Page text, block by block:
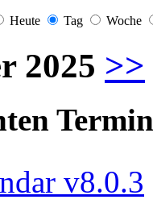
Heute Tag Woche
2025 >>
v8.0.3